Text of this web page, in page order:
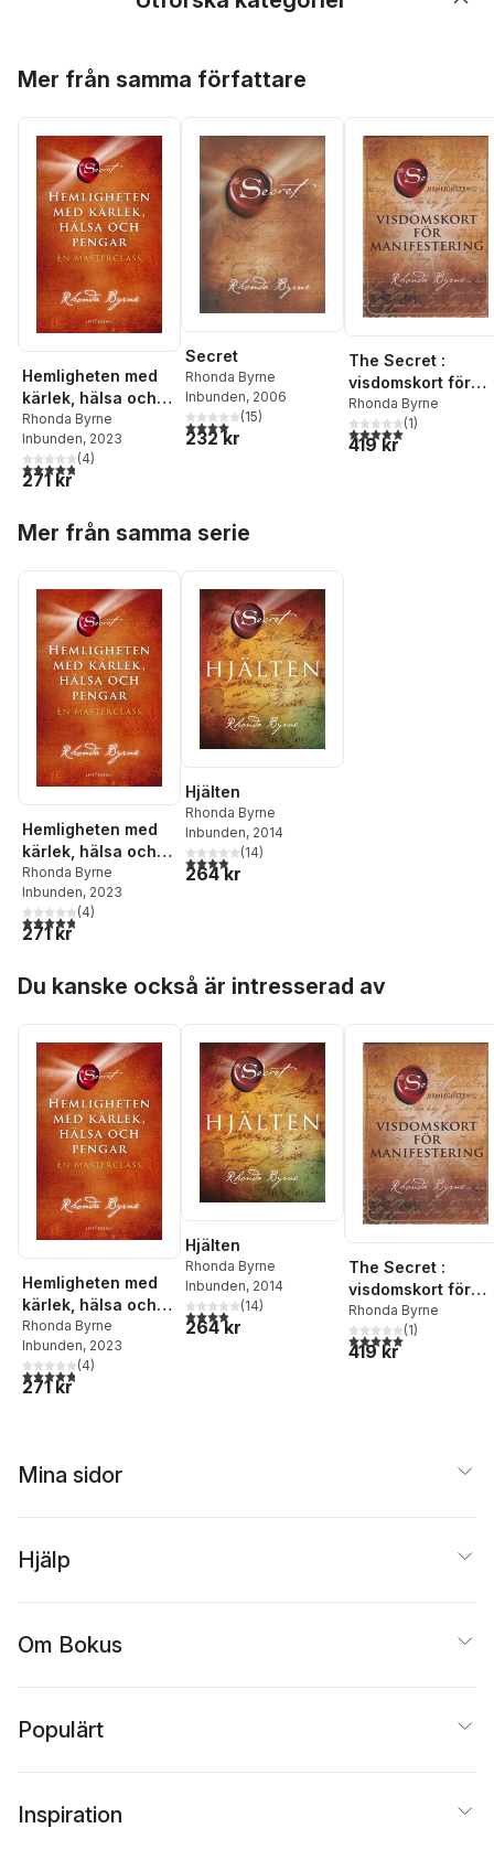
Mer från samma författare
Hemligheten med
kärlek, hälsa och
pengar : en
masterclass
Rhonda Byrne
Inbunden, 2023
4,8utav 5 stjärnor. Totalt antal röster:
(4)
271 kr
Secret
Rhonda Byrne
Inbunden, 2006
4,0utav 5 stjärnor. Totalt antal röster:
(15)
232 kr
The Secret :
visdomskort för
manifestering
Rhonda Byrne
5,0utav 5 stjärnor.
(1)
419 kr
Mer från samma serie
Hemligheten med
kärlek, hälsa och
pengar : en
masterclass
Rhonda Byrne
Inbunden, 2023
4,8utav 5 stjärnor. Totalt antal röster:
(4)
271 kr
Hjälten
Rhonda Byrne
Inbunden, 2014
3,9utav 5 stjärnor. Totalt antal röster:
(14)
264 kr
Du kanske också är intresserad av
Hemligheten med
kärlek, hälsa och
pengar : en
masterclass
Rhonda Byrne
Inbunden, 2023
4,8utav 5 stjärnor. Totalt antal röster:
(4)
271 kr
Hjälten
Rhonda Byrne
Inbunden, 2014
3,9utav 5 stjärnor. Totalt antal röster:
(14)
264 kr
The Secret :
visdomskort för
manifestering
Rhonda Byrne
5,0utav 5 stjärnor.
(1)
419 kr
Mina sidor
Hjälp
Om Bokus
Populärt
Inspiration